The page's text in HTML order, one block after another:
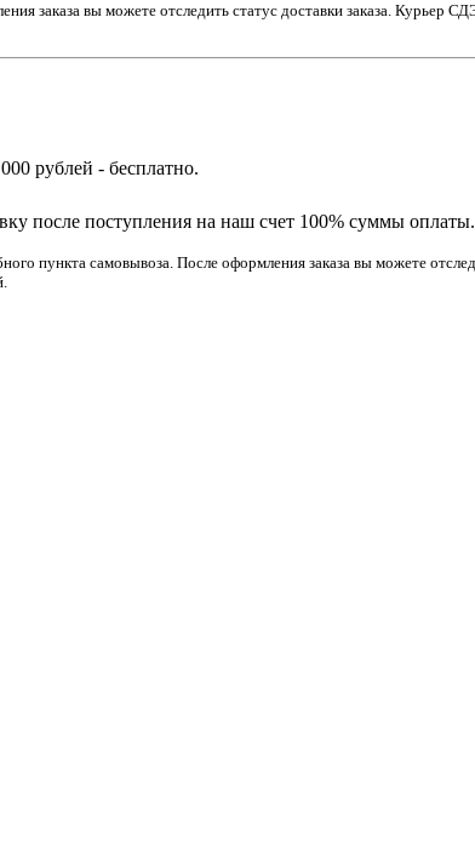
заказа вы можете отследить статус доставки заказа. Курьер
рублей - бесплатно.
после поступления на наш счет 100% суммы оплаты.
пункта самовывоза. После оформления заказа вы можете